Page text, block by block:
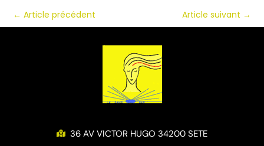
← Article précédent Article suivant →
36 AV VICTOR HUGO 34200 SETE